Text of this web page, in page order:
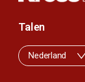
Talen
Nederland